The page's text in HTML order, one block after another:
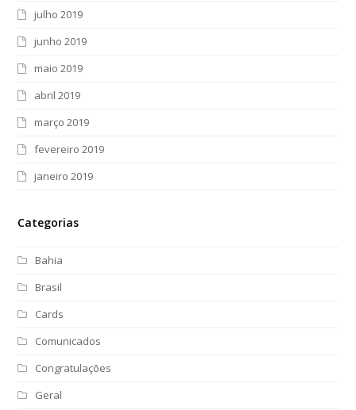
julho 2019
junho 2019
maio 2019
abril 2019
março 2019
fevereiro 2019
janeiro 2019
Categorias
Bahia
Brasil
Cards
Comunicados
Congratulações
Geral